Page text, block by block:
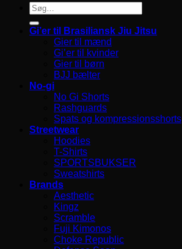
Søg
efter:
Gi’er til Brasiliansk Jiu Jitsu
Gier til mænd
Gi’er til kvinder
Gier til børn
BJJ bælter
No-gi
No Gi Shorts
Rashguards
Spats og kompressionsshorts
Streetwear
Hoodies
T-Shirts
SPORTSBUKSER
Sweatshirts
Brands
Aesthetic
Kingz
Scramble
Fuji Kimonos
Choke Republic